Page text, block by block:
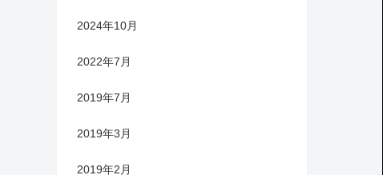
2024年10月
2022年7月
2019年7月
2019年3月
2019年2月